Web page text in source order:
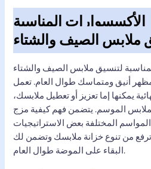
الأكسسوارات المناسبة
ملابس الصيف والشتاء
لتنسيق ملابس الصيف والشتاء
أنيق ومتماسك طوال العام. تعمل
يمكنها إما تعزيز أو تعطيل ملابسك،
الموسم. يتضمن فهم كيفية مزج
المختلفة بعض الاستراتيجيات
من تنوع خزانة ملابسك وتضمن لك
البقاء على الموضة طوال العام.